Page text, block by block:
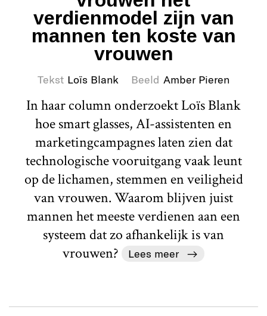
verdienmodel zijn van
mannen ten koste van
vrouwen
Tekst Loïs Blank Beeld Amber Pieren
In haar column onderzoekt Loïs Blank
hoe smart glasses, AI-assistenten en
marketingcampagnes laten zien dat
technologische vooruitgang vaak leunt
op de lichamen, stemmen en veiligheid
van vrouwen. Waarom blijven juist
mannen het meeste verdienen aan een
systeem dat zo afhankelijk is van
vrouwen?
Lees meer